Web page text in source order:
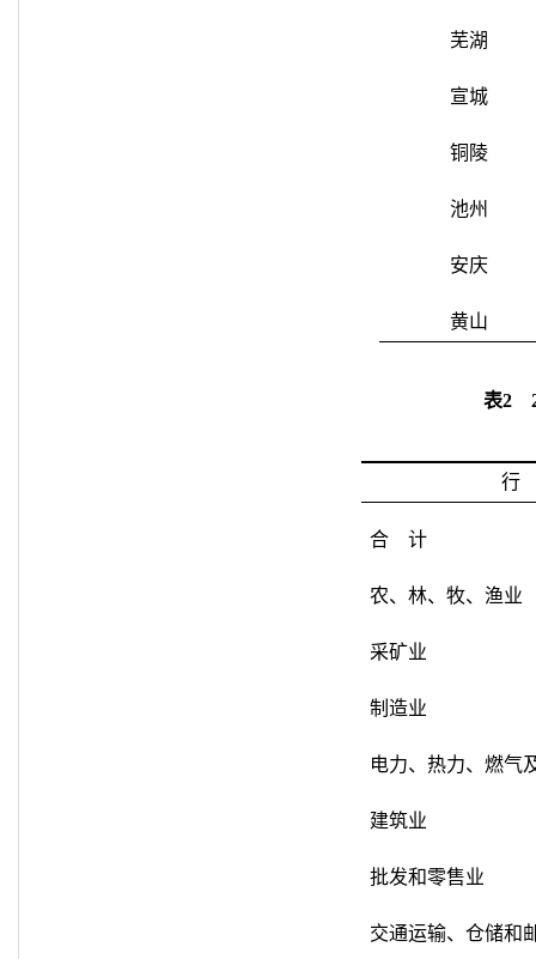
芜湖
宣城
铜陵
池州
安庆
黄山
表2
行
合 计
农、林、牧、渔业
采矿业
制造业
电力、热力、燃气
建筑业
批发和零售业
交通运输、仓储和